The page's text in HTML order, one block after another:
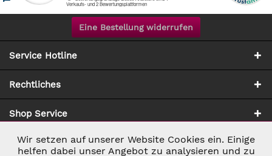
Eine Bestellung widerrufen
Service Hotline
Rechtliches
Shop Service
Zahlung & Versand
Notwendig Aktiv
Wir setzen auf unserer Website Cookies ein. Einige
helfen dabei unser Angebot zu analysieren und zu